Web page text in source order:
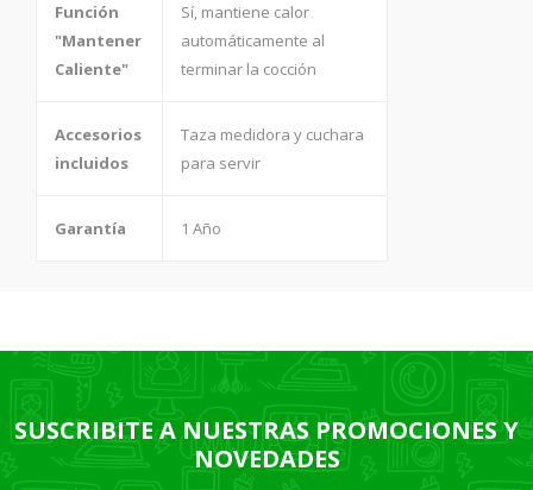
Función
"Mantener
Caliente"
Sí, mantiene calor
automáticamente al
terminar la cocción
Accesorios
incluidos
Taza medidora y cuchara
para servir
Garantía 1 Año
SUSCRIBITE A NUESTRAS PROMOCIONES Y
NOVEDADES